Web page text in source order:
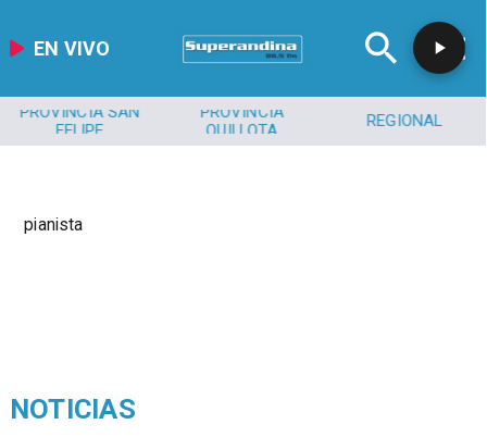
EN VIVO
PROVINCIA SAN
FELIPE
PROVINCIA
QUILLOTA
REGIONAL
pianista
NOTICIAS